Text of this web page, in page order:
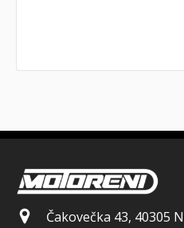
Čakovečka 43, 40305